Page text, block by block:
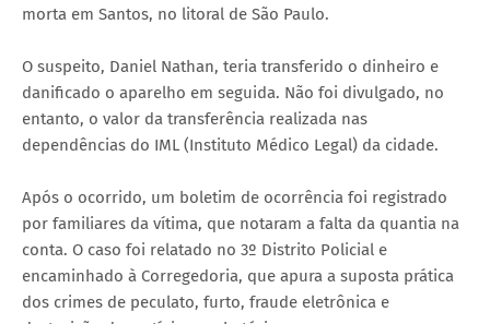
morta em Santos, no litoral de São Paulo.
O suspeito, Daniel Nathan, teria transferido o dinheiro e
danificado o aparelho em seguida. Não foi divulgado, no
entanto, o valor da transferência realizada nas
dependências do IML (Instituto Médico Legal) da cidade.
Após o ocorrido, um boletim de ocorrência foi registrado
por familiares da vítima, que notaram a falta da quantia na
conta. O caso foi relatado no 3º Distrito Policial e
encaminhado à Corregedoria, que apura a suposta prática
dos crimes de peculato, furto, fraude eletrônica e